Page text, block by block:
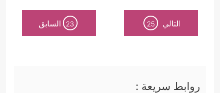
التالي 25
23 السابق
روابط سريعة :